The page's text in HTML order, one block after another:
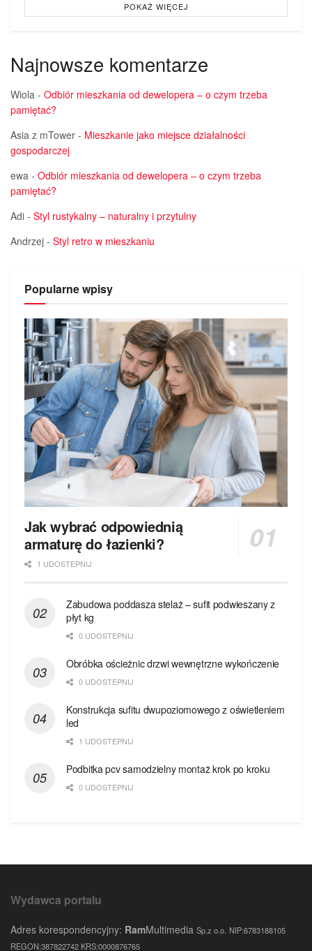
POKAŻ WIĘCEJ
Najnowsze komentarze
Wiola - Odbiór mieszkania od dewelopera – o czym trzeba
pamiętać?
Asia z mTower - Mieszkanie jako miejsce działalności
gospodarczej
ewa - Odbiór mieszkania od dewelopera – o czym trzeba
pamiętać?
Adi - Styl rustykalny – naturalny i przytulny
Andrzej - Styl retro w mieszkaniu
Popularne wpisy
Jak wybrać odpowiednią
armaturę do łazienki?
1 UDOSTEPNIJ
Zabudowa poddasza stelaż – sufit podwieszany z
płyt kg
0 UDOSTEPNIJ
Obróbka ościeżnic drzwi wewnętrzne wykończenie
0 UDOSTEPNIJ
Konstrukcja sufitu dwupoziomowego z oświetleniem
led
1 UDOSTEPNIJ
Podbitka pcv samodzielny montaż krok po kroku
0 UDOSTEPNIJ
Wydawca portalu
Adres korespondencyjny: RamMultimedia Sp.z o.o. NIP:6783188105
REGON:387822742 KRS:0000876765